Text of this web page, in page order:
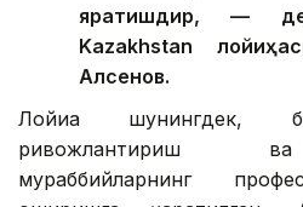
яратишдир, —
Kazakhstan
Алсенов.
Лойиҳа шунингдек,
ривожлантириш ва
мураббийларнинг